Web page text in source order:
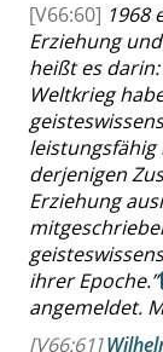
[V66:60] 1968
Erziehung
heißt es darin:
Weltkrieg
leistungsfähig
derjenigen
Erziehung
ihrer Epoche.”
angemeldet.
[V66:61]